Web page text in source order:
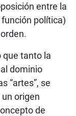
entre la
política)
que tanto la
dominio
“artes”, se
origen
de